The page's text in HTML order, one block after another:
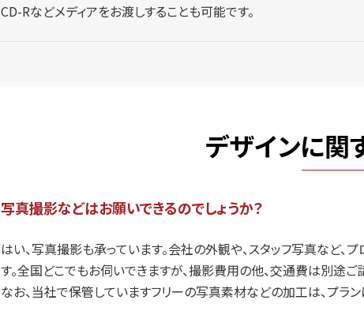
CD-Rなどメディアをお渡しすることも可能です。
デザインに関
写真撮影などはお願いできるのでしょうか？
はい、写真撮影も承っています。会社の外観や、スタッフ写真など
す。全国どこでもお伺いできますが、撮影費用の他、交通費は別途ご
なお、当社で保管していますフリーの写真素材などの加工は、プラン